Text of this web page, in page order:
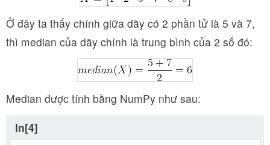
Ở đây ta thấy chính giữa dãy có 2 phần tử là 5 và 7,
thì median của dãy chính là trung bình của 2 số đó:
Median được tính bằng NumPy như sau:
In[4]